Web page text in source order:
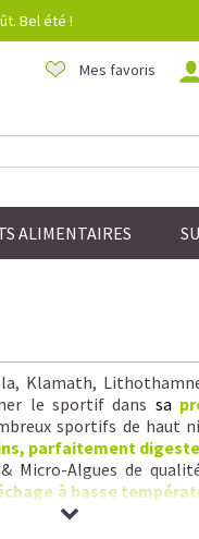
Bel été !
Mes favoris
ALIMENTAIRES
Klamath,
le sportif dans sa
sportifs de haut
parfaitement
Micro-Algues de
à basse